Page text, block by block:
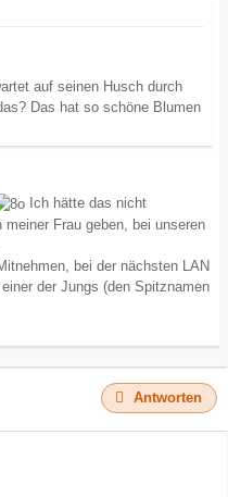
auf seinen Husch durch
Das hat so schöne Blumen
Ich hätte das nicht
Frau geben, bei unseren
bei der nächsten LAN
der Jungs (den Spitznamen
Antworten